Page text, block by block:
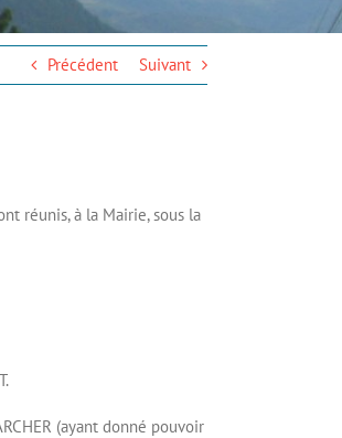
Précédent Suivant
réunis, à la Mairie, sous la
(ayant donné pouvoir